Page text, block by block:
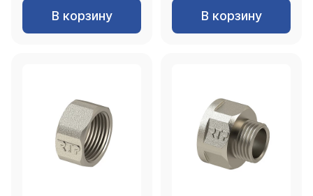
В корзину В корзину